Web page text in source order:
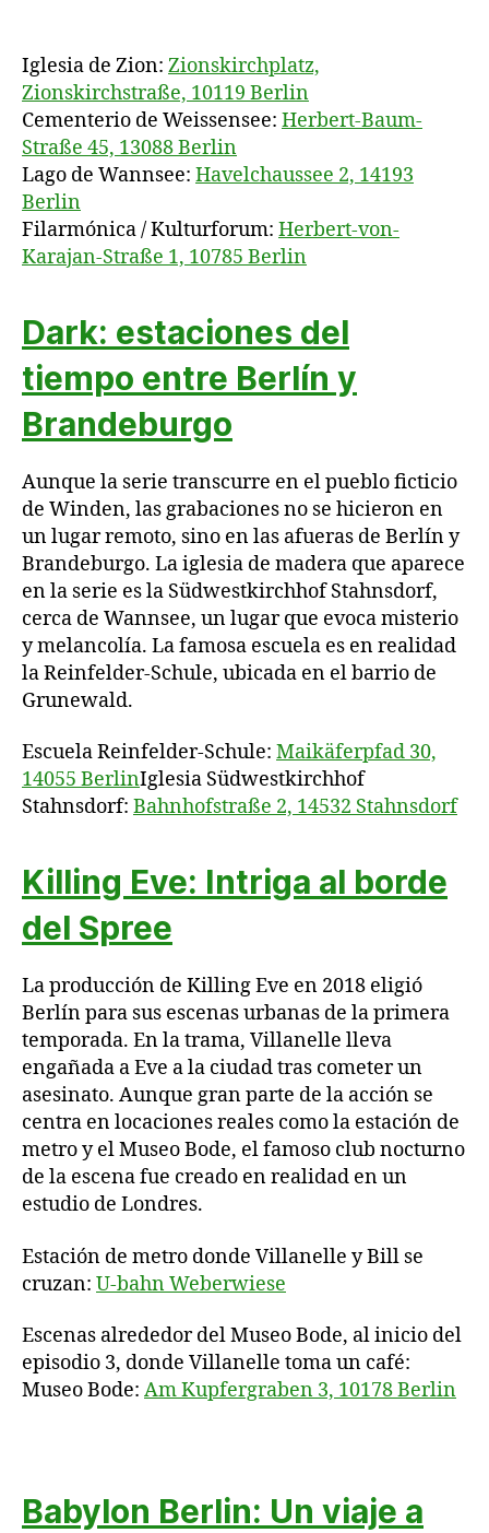
Iglesia de Zion: Zionskirchplatz,
Zionskirchstraße, 10119 Berlin
Cementerio de Weissensee: Herbert-Baum-
Straße 45, 13088 Berlin
Lago de Wannsee: Havelchaussee 2, 14193
Berlin
Filarmónica / Kulturforum: Herbert-von-
Karajan-Straße 1, 10785 Berlin
Dark: estaciones del
tiempo entre Berlín y
Brandeburgo
Aunque la serie transcurre en el pueblo ficticio
de Winden, las grabaciones no se hicieron en
un lugar remoto, sino en las afueras de Berlín y
Brandeburgo. La iglesia de madera que aparece
en la serie es la Südwestkirchhof Stahnsdorf,
cerca de Wannsee, un lugar que evoca misterio
y melancolía. La famosa escuela es en realidad
la Reinfelder-Schule, ubicada en el barrio de
Grunewald.
Escuela Reinfelder-Schule: Maikäferpfad 30,
14055 BerlinIglesia Südwestkirchhof
Stahnsdorf: Bahnhofstraße 2, 14532 Stahnsdorf
Killing Eve: Intriga al borde
del Spree
La producción de Killing Eve en 2018 eligió
Berlín para sus escenas urbanas de la primera
temporada. En la trama, Villanelle lleva
engañada a Eve a la ciudad tras cometer un
asesinato. Aunque gran parte de la acción se
centra en locaciones reales como la estación de
metro y el Museo Bode, el famoso club nocturno
de la escena fue creado en realidad en un
estudio de Londres.
Estación de metro donde Villanelle y Bill se
cruzan: U-bahn Weberwiese
Escenas alrededor del Museo Bode, al inicio del
episodio 3, donde Villanelle toma un café:
Museo Bode: Am Kupfergraben 3, 10178 Berlin
Babylon Berlin: Un viaje a